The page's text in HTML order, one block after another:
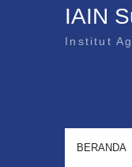
IAIN
Institut
BERANDA